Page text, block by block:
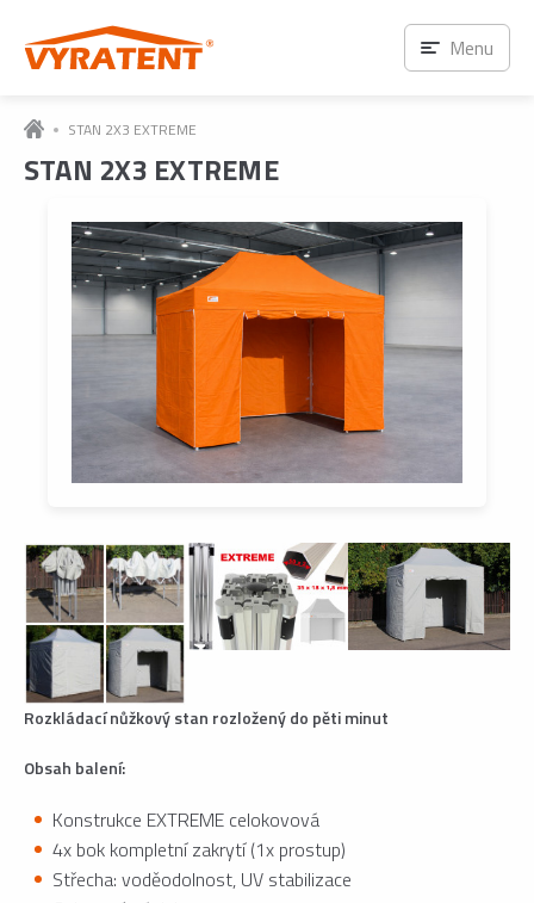
STAN 2X3 EXTREME
STAN 2X3 EXTREME
Rozkládací nůžkový stan rozložený do pěti minut
Obsah balení:
Konstrukce EXTREME celokovová
4x bok kompletní zakrytí (1x prostup)
Střecha: voděodolnost, UV stabilizace
Menu